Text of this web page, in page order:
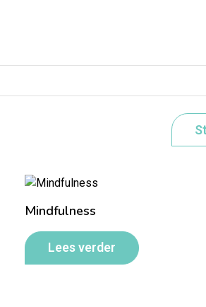
Mindfulness
Lees verder